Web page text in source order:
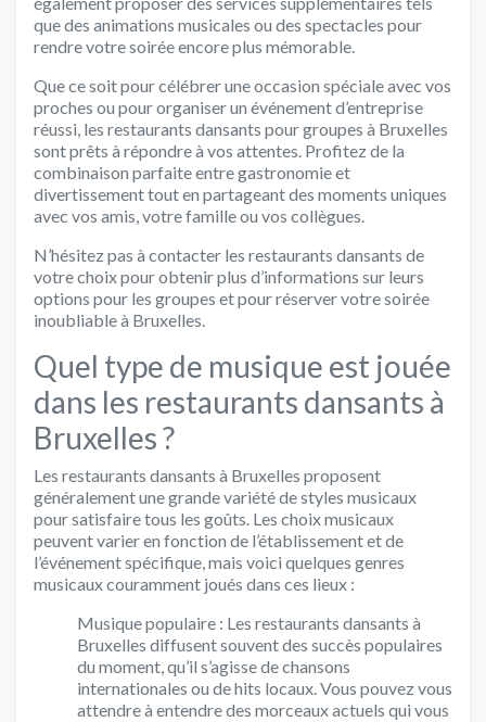
que des animations musicales ou des spectacles pour
rendre votre soirée encore plus mémorable.
Que ce soit pour célébrer une occasion spéciale avec vos
proches ou pour organiser un événement d’entreprise
réussi, les restaurants dansants pour groupes à Bruxelles
sont prêts à répondre à vos attentes. Profitez de la
combinaison parfaite entre gastronomie et
divertissement tout en partageant des moments uniques
avec vos amis, votre famille ou vos collègues.
N’hésitez pas à contacter les restaurants dansants de
votre choix pour obtenir plus d’informations sur leurs
options pour les groupes et pour réserver votre soirée
inoubliable à Bruxelles.
Quel type de musique est jouée
dans les restaurants dansants à
Bruxelles ?
Les restaurants dansants à Bruxelles proposent
généralement une grande variété de styles musicaux
pour satisfaire tous les goûts. Les choix musicaux
peuvent varier en fonction de l’établissement et de
l’événement spécifique, mais voici quelques genres
musicaux couramment joués dans ces lieux :
Musique populaire : Les restaurants dansants à
Bruxelles diffusent souvent des succès populaires
du moment, qu’il s’agisse de chansons
internationales ou de hits locaux. Vous pouvez vous
attendre à entendre des morceaux actuels qui vous